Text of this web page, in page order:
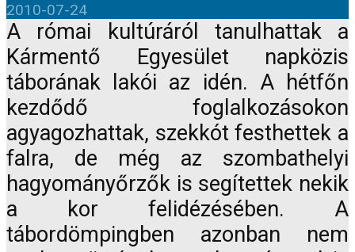
2010-07-24
A római kultúráról tanulhattak a
Kármentő Egyesület napközis
táborának lakói az idén. A hétfőn
kezdődő foglalkozásokon
agyagozhattak, szekkót festhettek a
falra, de még az szombathelyi
hagyományőrzők is segítettek nekik
a kor felidézésében. A
tábordömpingben azonban nem